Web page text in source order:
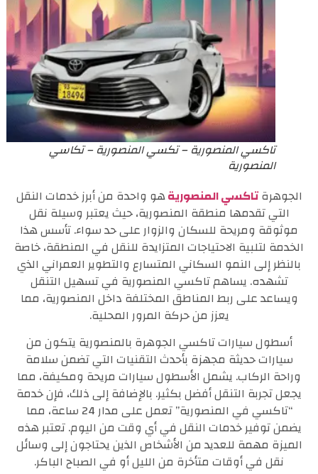
تاكسي المنصورية – تكسي المنصورية – تكاسي
المنصورية
الجوهرةتاكسي المنصورية هو واحدة من أبرز خدمات النقل
التي تقدمها منطقة المنصورية، حيث يعتبر وسيلة نقل
موثوقة ومريحة للسكان والزوار على حد سواء. تأسس هذا
الخدمة لتلبية الاحتياجات المتزايدة للنقل في المنطقة، خاصة
بالنظر إلى النمو السكاني المتسارع والتطوير العمراني الذي
تشهده. يساهم تاكسي المنصورية في تسهيل التنقل
ويساعد على ربط المناطق المختلفة داخل المنصورية، مما
يعزز من حركة المرور المحلية.
أسطول سيارات تاكسي الجوهرة بالمنصورية يتكون من
سيارات حديثة مجهزة بأحدث التقنيات التي تضمن سلامة
وراحة الركاب. يشمل الأسطول سيارات مريحة ومكيفة، مما
يجعل تجربة التنقل أفضل بكثير. بالإضافة إلى ذلك، فإن خدمة
“تاكسي في المنصورية” تعمل على مدار 24 ساعة، مما
يضمن توفير خدمات النقل في أي وقت من اليوم. تعتبر هذه
الميزة مهمة للعديد من الأشخاص الذين يحتاجون إلى وسائل
نقل في أوقات متأخرة من الليل أو في الصباح الباكر.